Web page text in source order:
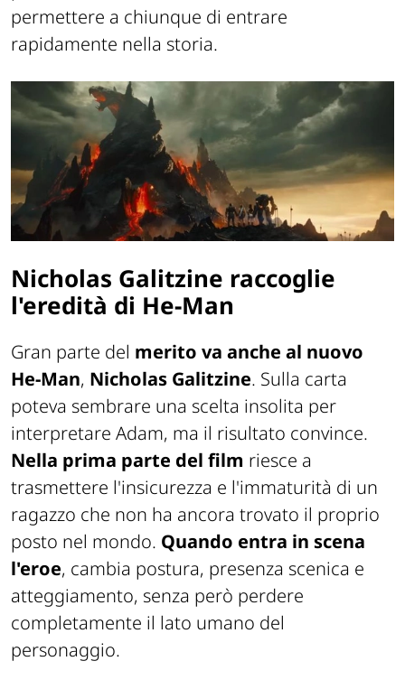
permettere a chiunque di entrare
rapidamente nella storia.
Nicholas Galitzine raccoglie
l'eredità di He-Man
Gran parte del merito va anche al nuovo
He-Man, Nicholas Galitzine. Sulla carta
poteva sembrare una scelta insolita per
interpretare Adam, ma il risultato convince.
Nella prima parte del film riesce a
trasmettere l'insicurezza e l'immaturità di un
ragazzo che non ha ancora trovato il proprio
posto nel mondo. Quando entra in scena
l'eroe, cambia postura, presenza scenica e
atteggiamento, senza però perdere
completamente il lato umano del
personaggio.